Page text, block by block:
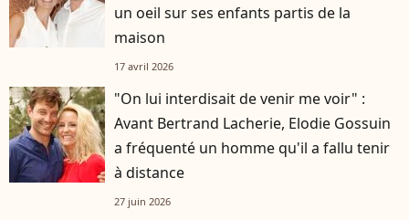
un oeil sur ses enfants partis de la
maison
17 avril 2026
"On lui interdisait de venir me voir" :
Avant Bertrand Lacherie, Elodie Gossuin
a fréquenté un homme qu'il a fallu tenir
à distance
27 juin 2026